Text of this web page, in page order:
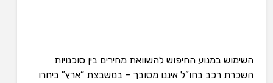
השימוש במנוע החיפוש להשוואת מחירים בין סוכנויות
השכרת רכב בחו”ל איננו מסובך – במשבצת “ארץ” ביחרו